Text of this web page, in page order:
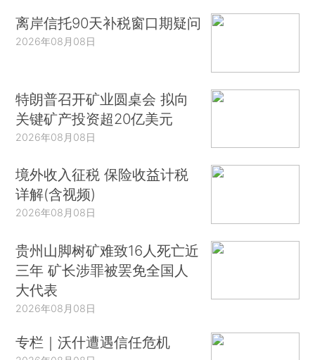
离岸信托90天补税窗口期疑问
2026年08月08日
特朗普召开矿业圆桌会 拟向
关键矿产投资超20亿美元
2026年08月08日
境外收入征税 保险收益计税
详解(含视频)
2026年08月08日
贵州山脚树矿难致16人死亡近
三年 矿长涉罪被罢免全国人
大代表
2026年08月08日
专栏｜沃什遭遇信任危机